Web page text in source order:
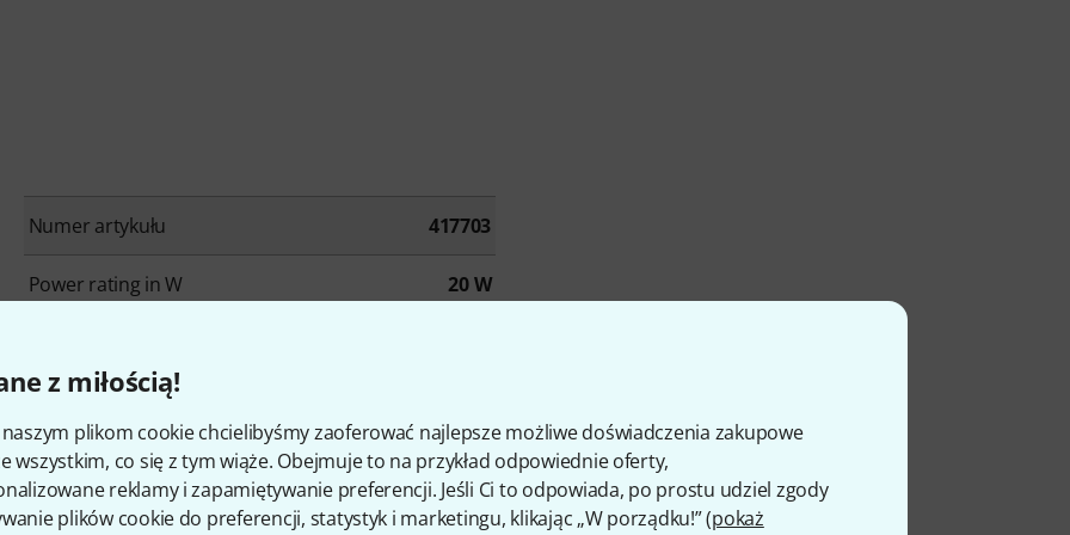
z miłością!
naszym plikom cookie chcielibyśmy zaoferować najlepsze możliwe doświadczenia zakupowe
wszystkim, co się z tym wiąże. Obejmuje to na przykład odpowiednie oferty,
reklamy i zapamiętywanie preferencji. Jeśli Ci to odpowiada, po prostu udziel zgody
plików cookie do preferencji, statystyk i marketingu, klikając „W porządku!” (pokaż
Numer artykułu 417703
Power rating in W 20 W
Recording Output No
Connection for External Speaker No